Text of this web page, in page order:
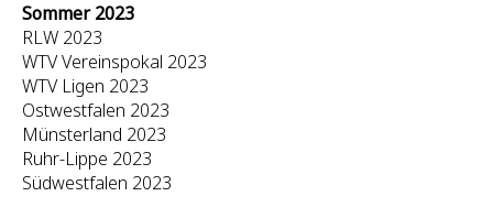
Sommer 2023
RLW 2023
WTV Vereinspokal 2023
WTV Ligen 2023
Ostwestfalen 2023
Münsterland 2023
Ruhr-Lippe 2023
Südwestfalen 2023